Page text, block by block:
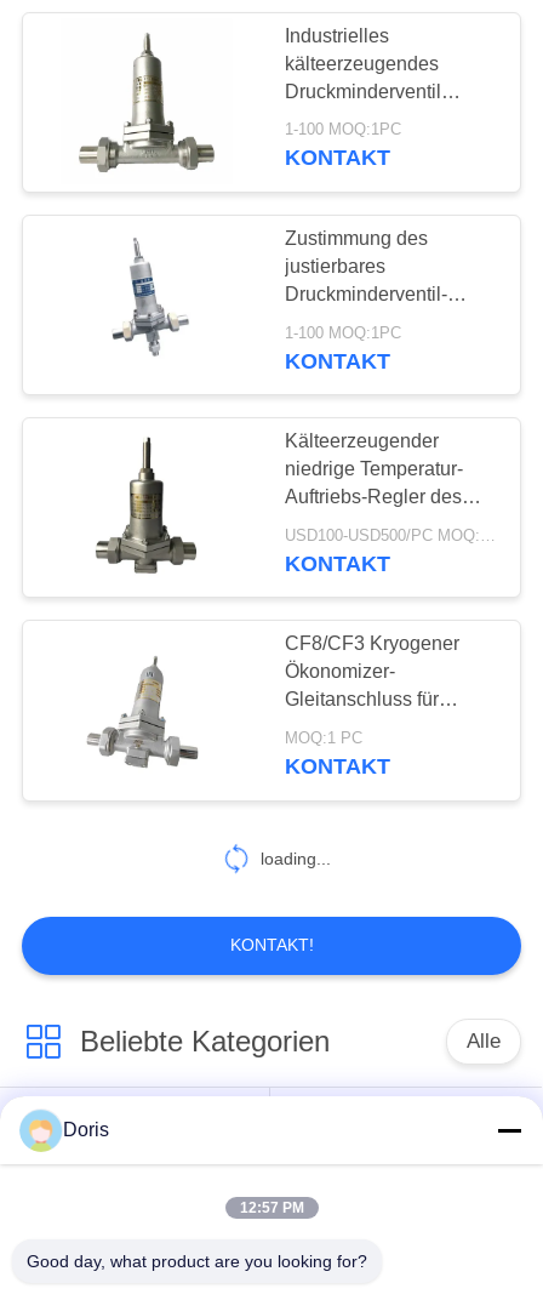
Kälteerzeugendes
Absperrventil
39
Kälteerzeugendes
Schweißungs-
Kugel-Ventil
Kälteerzeugendes
angeflanschtes
Kugel-Ventil
18
Kälteerzeugendes
7
Kälteerzeugendes
elektropneumatisches
10
Industrielles
kälteerzeugendes
Druckminderventil
Throme überzog
Oberflächen-SS304
1-100 MOQ:1PC
KONTAKT
Zustimmung des
justierbares
Druckminderventil-
kälteerzeugende
Regelventil-ISO9001
1-100 MOQ:1PC
KONTAKT
Kälteerzeugender
niedrige Temperatur-
Auftriebs-Regler des
Druckregler-Dn25
USD100-USD500/PC MOQ:1PC
KONTAKT
CF8/CF3 Kryogener
Ökonomizer-
Gleitanschluss für
LNG/LOX/LN2/LAR
MOQ:1 PC
KONTAKT
loading...
KONTAKT!
Beliebte Kategorien Alle
Tieftemperatur-
Absperrventil
Rückschlagventil
kälteerzeugendes
Sicherheitsventil
Doris
12:57 PM
Good day, what product are you looking for?